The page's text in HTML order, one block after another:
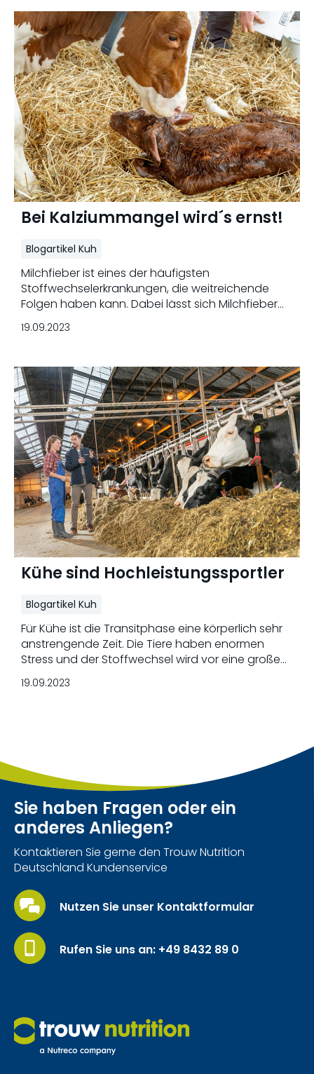
Umweltbelastungen führt. Was kann ich nun tun?
Bei Kalziummangel wird´s ernst!
Blogartikel Kuh
Milchfieber ist eines der häufigsten
Stoffwechselerkrankungen, die weitreichende
Folgen haben kann. Dabei lässt sich Milchfieber
mit einigen Maßnahmen einfach vorbeugen. Wir
zeigen auf, was rund um die Geburt wichtig ist.
19.09.2023
Kühe sind Hochleistungssportler
Blogartikel Kuh
Für Kühe ist die Transitphase eine körperlich sehr
anstrengende Zeit. Die Tiere haben enormen
Stress und der Stoffwechsel wird vor eine große
Herausforderung gestellt. Fitte und
stresstolerante Kühe kommen mit diesen
19.09.2023
Sie haben Fragen oder ein
anderes Anliegen?
Kontaktieren Sie gerne den Trouw Nutrition
Deutschland Kundenservice
Nutzen Sie unser Kontaktformular
Rufen Sie uns an: +49 8432 89 0